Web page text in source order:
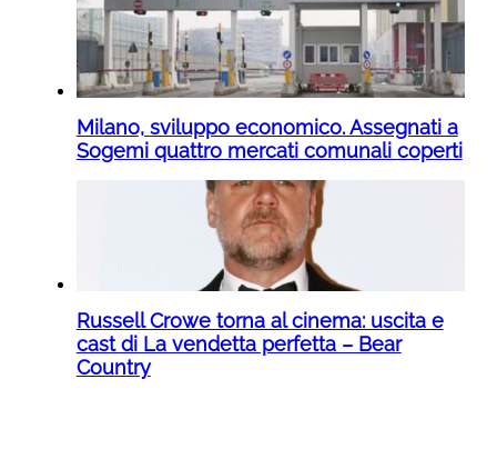
Milano, sviluppo economico. Assegnati a
Sogemi quattro mercati comunali coperti
Russell Crowe torna al cinema: uscita e
cast di La vendetta perfetta – Bear
Country